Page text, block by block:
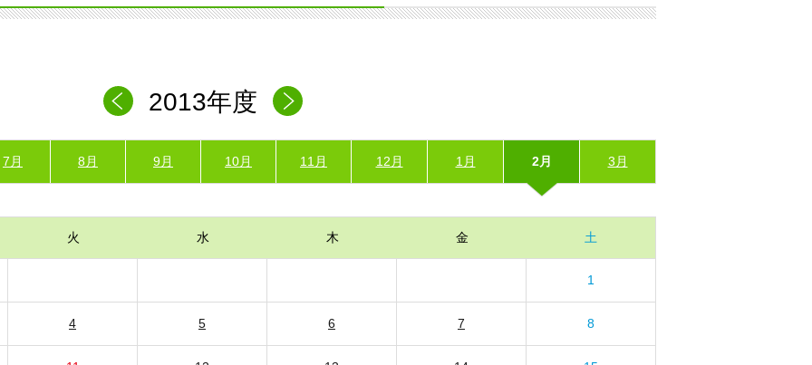
2013年度
7月 8月 9月 10月 11月 12月 1月 2月 3月
火 水 木 金 土
1
4 5 6 7 8